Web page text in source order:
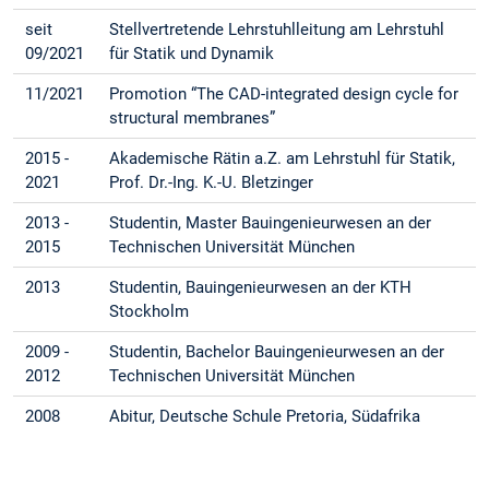
seit
09/2021
Stellvertretende Lehrstuhlleitung am Lehrstuhl
für Statik und Dynamik
11/2021
Promotion “The CAD-integrated design cycle for
structural membranes”
2015 -
2021
Akademische Rätin a.Z. am Lehrstuhl für Statik,
Prof. Dr.-Ing. K.-U. Bletzinger
2013 -
2015
Studentin, Master Bauingenieurwesen an der
Technischen Universität München
2013
Studentin, Bauingenieurwesen an der KTH
Stockholm
2009 -
2012
Studentin, Bachelor Bauingenieurwesen an der
Technischen Universität München
2008 Abitur, Deutsche Schule Pretoria, Südafrika